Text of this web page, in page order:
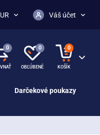
Váš účet
0 0
OBĽÚBENÉ
0
KOŠÍK
Darčekové poukazy